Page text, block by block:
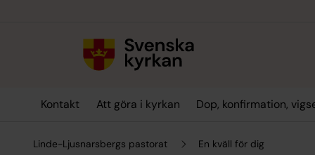
Kontakt Att göra i kyrkan Dop, konfirmation,
Linde-Ljusnarsbergs pastorat En kväll för dig